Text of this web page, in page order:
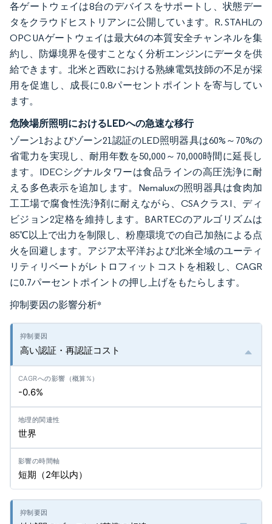
各ゲートウェイは8台のデバイスをサポートし、状態デー
タをクラウドヒストリアンに公開しています。R. STAHLの
OPC UAゲートウェイは最大64の本質安全チャンネルを集
約し、防爆境界を侵すことなく分析エンジンにデータを供
給できます。北米と西欧における熟練電気技師の不足が採
用を促進し、成長に0.8パーセントポイントを寄与してい
ます。
危険場所照明におけるLEDへの急速な移行
ゾーン1およびゾーン21認証のLED照明器具は60%～70%の
省電力を実現し、耐用年数を50,000～70,000時間に延長し
ます。IDECシグナルタワーは食品ラインの高圧洗浄に耐
える多色表示を追加します。Nemaluxの照明器具は食肉加
工工場で腐食性洗浄剤に耐えながら、CSAクラスI、ディ
ビジョン2定格を維持します。BARTECのアルゴリズムは
85℃以上で出力を制限し、粉塵環境での自己加熱による点
火を回避します。アジア太平洋および北米全域のユーティ
リティリベートがレトロフィットコストを相殺し、CAGR
に0.7パーセントポイントの押し上げをもたらします。
抑制要因の影響分析*
高い認証・再認証コスト
-0.6%
世界
短期（2年以内）